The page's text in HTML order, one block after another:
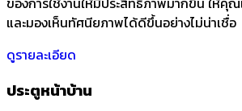
และมองเห็นทัศนียภาพได้ดีขึ้นอย่างไม่น่าเชื่อ
ดูรายละเอียด
ประตูหน้าบ้าน